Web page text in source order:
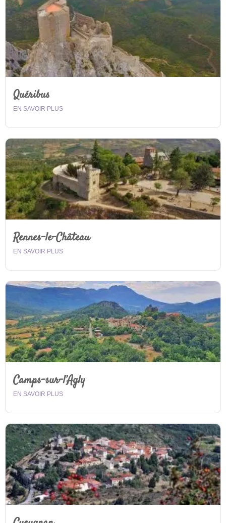
Quéribus
EN SAVOIR PLUS
Rennes-le-Château
EN SAVOIR PLUS
Camps-sur-l’Agly
EN SAVOIR PLUS